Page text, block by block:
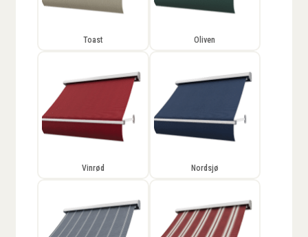
Toast Oliven
Vinrød Nordsjø